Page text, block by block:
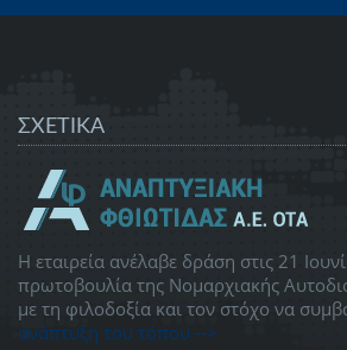
ΣΧΕΤΙΚΑ
Η εταιρεία ανέλαβε δράση στις 21
πρωτοβουλία της Νομαρχιακής
με τη φιλοδοξία και τον στόχο να
ανάπτυξη του τόπου -->